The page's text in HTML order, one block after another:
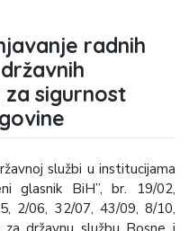
radnih
za sigurnost
službi u institucijama
glasnik BiH”, br. 19/02,
2/06, 32/07, 43/09, 8/10,